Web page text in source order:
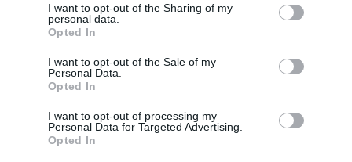
not limited to your visit or usage behaviour. You may click to
grant or deny consent to Google and its third-party tags to
use your data for below specified purposes in below Google
consent section.
I want to opt-out of the Sharing of my
personal data.
Opted In
I want to opt-out of the Sale of my
Personal Data.
Opted In
I want to opt-out of processing my
Personal Data for Targeted Advertising.
Opted In